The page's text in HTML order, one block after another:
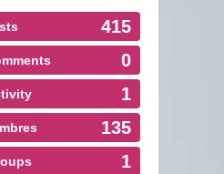
415
0
1
135
1